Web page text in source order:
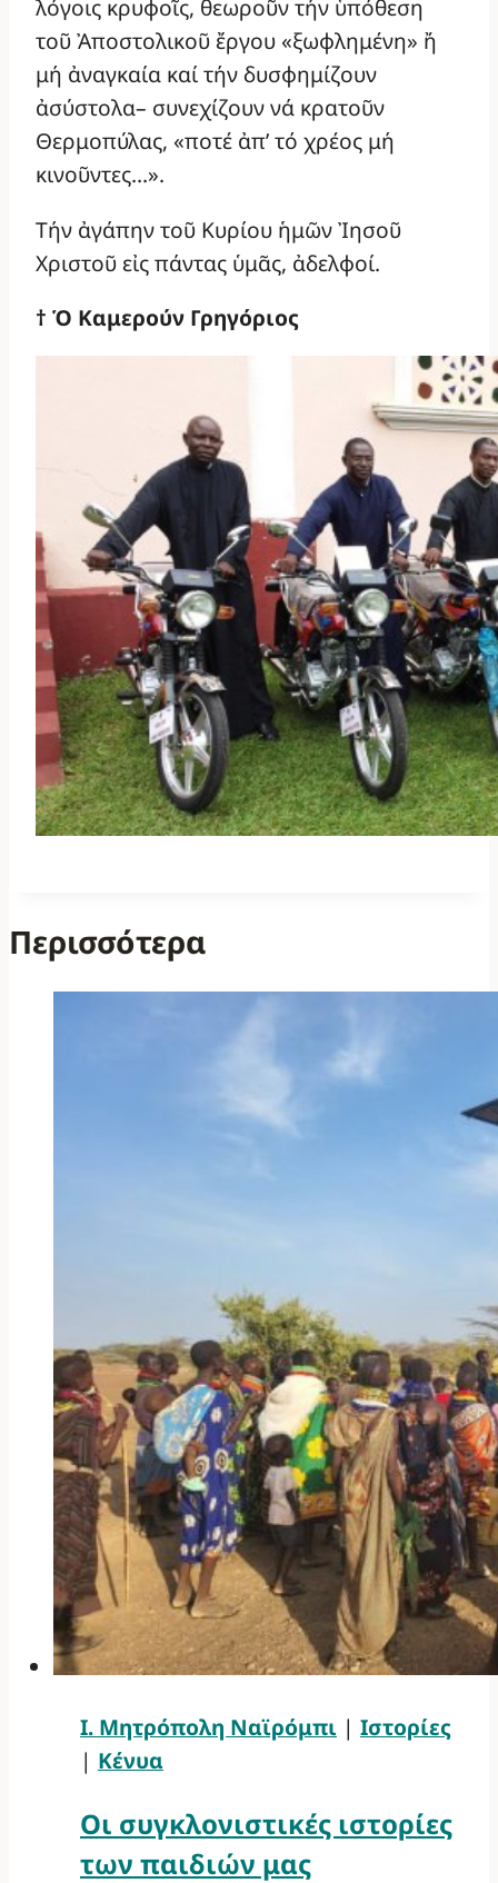
λόγοις κρυφοῖς, θεωροῦν τήν ὑπόθεση
τοῦ Ἀποστολικοῦ ἔργου «ξωφλημένη» ἤ
μή ἀναγκαία καί τήν δυσφημίζουν
ἀσύστολα– συνεχίζουν νά κρατοῦν
Θερμοπύλας, «ποτέ ἀπ’ τό χρέος μή
κινοῦντες…».
Τήν ἀγάπην τοῦ Κυρίου ἡμῶν Ἰησοῦ
Χριστοῦ εἰς πάντας ὑμᾶς, ἀδελφοί.
† Ὁ Καμερούν Γρηγόριος
Περισσότερα
Ι. Μητρόπολη Ναϊρόμπι | Ιστορίες
| Κένυα
Οι συγκλονιστικές ιστορίες
των παιδιών μας